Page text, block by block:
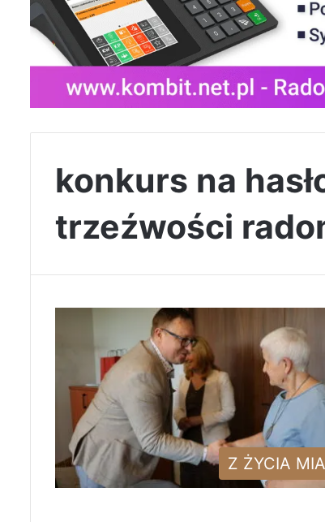
konkurs na
trzeźwości
Z ŻYCIA